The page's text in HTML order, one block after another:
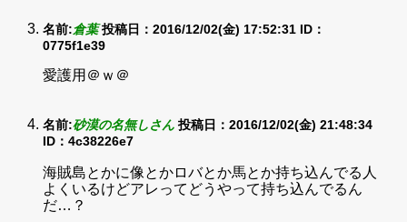
名前:倉葉 投稿日：2016/12/02(金) 17:52:31 ID：
0775f1e39
愛護用＠ｗ＠
名前:砂漠の名無しさん 投稿日：2016/12/02(金) 21:48:34
ID：4c38226e7
海賊島とかに像とかロバとか馬とか持ち込んでる人
よくいるけどアレってどうやって持ち込んでるん
だ…？